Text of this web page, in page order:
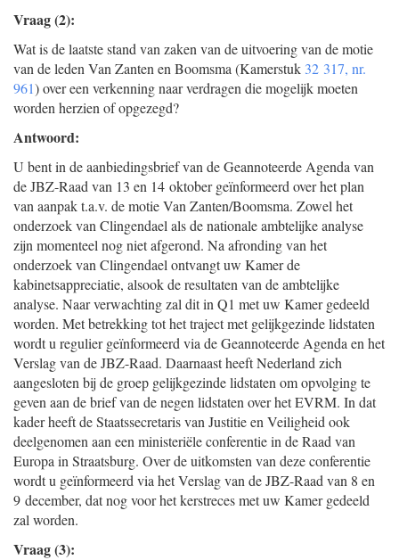
Vraag (2):
Wat is de laatste stand van zaken van de uitvoering van de motie
van de leden Van Zanten en Boomsma (Kamerstuk 32 317, nr.
961) over een verkenning naar verdragen die mogelijk moeten
worden herzien of opgezegd?
Antwoord:
U bent in de aanbiedingsbrief van de Geannoteerde Agenda van
de JBZ-Raad van 13 en 14 oktober geïnformeerd over het plan
van aanpak t.a.v. de motie Van Zanten/Boomsma. Zowel het
onderzoek van Clingendael als de nationale ambtelijke analyse
zijn momenteel nog niet afgerond. Na afronding van het
onderzoek van Clingendael ontvangt uw Kamer de
kabinetsappreciatie, alsook de resultaten van de ambtelijke
analyse. Naar verwachting zal dit in Q1 met uw Kamer gedeeld
worden. Met betrekking tot het traject met gelijkgezinde lidstaten
wordt u regulier geïnformeerd via de Geannoteerde Agenda en het
Verslag van de JBZ-Raad. Daarnaast heeft Nederland zich
aangesloten bij de groep gelijkgezinde lidstaten om opvolging te
geven aan de brief van de negen lidstaten over het EVRM. In dat
kader heeft de Staatssecretaris van Justitie en Veiligheid ook
deelgenomen aan een ministeriële conferentie in de Raad van
Europa in Straatsburg. Over de uitkomsten van deze conferentie
wordt u geïnformeerd via het Verslag van de JBZ-Raad van 8 en
9 december, dat nog voor het kerstreces met uw Kamer gedeeld
zal worden.
Vraag (3):